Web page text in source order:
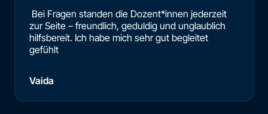
Bei Fragen standen die Dozent*innen jederzeit
zur Seite – freundlich, geduldig und unglaublich
hilfsbereit. Ich habe mich sehr gut begleitet
gefühlt
Vaida